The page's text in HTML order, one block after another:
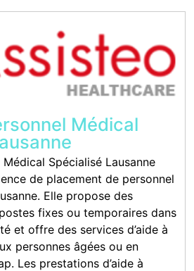
Médical
Spécialisé Lausanne
de placement de personnel
Elle propose des
fixes ou temporaires dans
et offre des services d’aide à
personnes âgées ou en
Les prestations d’aide à